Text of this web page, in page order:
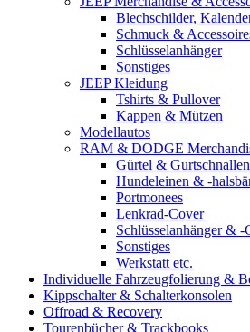
Blechschilder,
Schmuck &
Schlüsselanhänger
Sonstiges
JEEP Kleidung
Tshirts & Pullover
Kappen & Mützen
Modellautos
RAM & DODGE
Gürtel & Gurtschnallen
Hundeleinen & -
Portmonees
Lenkrad-Cover
Schlüsselanhänger & -
Sonstiges
Werkstatt etc.
Individuelle Fahrzeugfolierung &
Kippschalter & Schalterkonsolen
Offroad & Recovery
Tourenbücher & Trackbooks